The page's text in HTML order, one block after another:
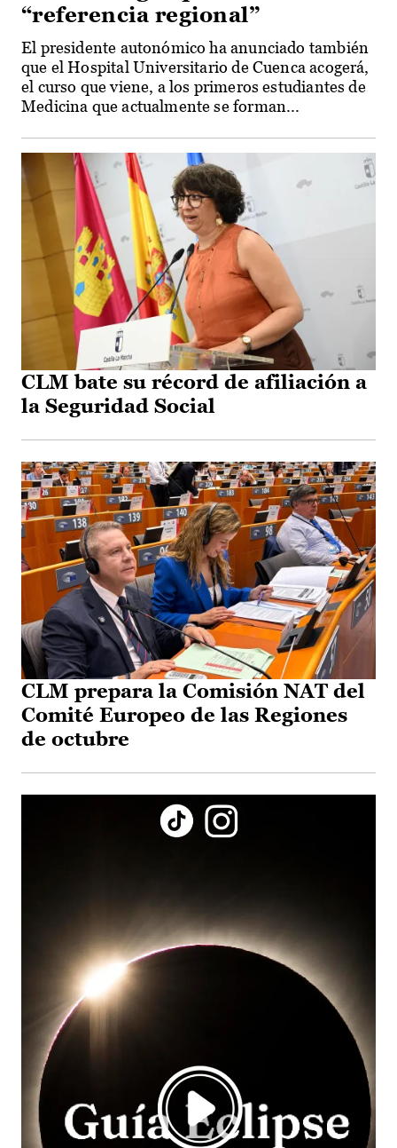
“referencia regional”
El presidente autonómico ha anunciado también
que el Hospital Universitario de Cuenca acogerá,
el curso que viene, a los primeros estudiantes de
Medicina que actualmente se forman...
CLM bate su récord de afiliación a
la Seguridad Social
CLM prepara la Comisión NAT del
Comité Europeo de las Regiones
de octubre